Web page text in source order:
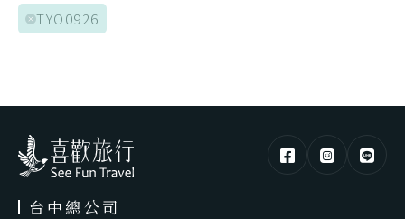
TYO0926
台中總公司